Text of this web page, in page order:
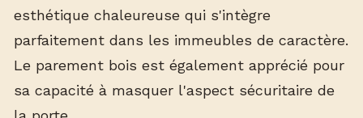
esthétique chaleureuse qui s'intègre
parfaitement dans les immeubles de caractère.
Le parement bois est également apprécié pour
sa capacité à masquer l'aspect sécuritaire de